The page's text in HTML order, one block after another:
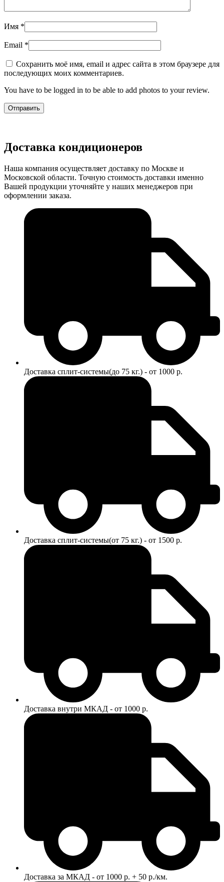
Имя *
Email *
Сохранить моё имя, email и адрес сайта в этом браузере для
последующих моих комментариев.
You have to be logged in to be able to add photos to your review.
Доставка кондиционеров
Наша компания осуществляет доставку по Москве и
Московской области. Точную стоимость доставки именно
Вашей продукции уточняйте у наших менеджеров при
оформлении заказа.
Доставка сплит-системы(до 75 кг.) - от 1000 р.
Доставка сплит-системы(от 75 кг.) - от 1500 р.
Доставка внутри МКАД - от 1000 р.
Доставка за МКАД - от 1000 р. + 50 р./км.